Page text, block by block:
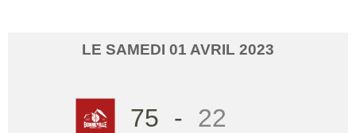
LE SAMEDI 01 AVRIL 2023
75 - 22